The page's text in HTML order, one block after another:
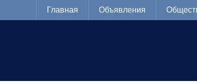
Главная Объявления